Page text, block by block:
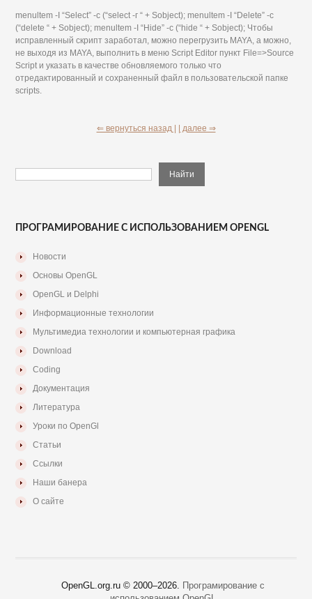
menultem -I “Select” -с (“select -г “ + Sobject); menultem -I “Delete” -с
(“delete “ + Sobject); menultem -I “Hide” -c (“hide “ + Sobject); Чтобы
исправленный скрипт заработал, можно перегрузить MAYA, а можно,
не выходя из MAYA, выполнить в меню Script Editor пункт File=>Source
Script и указать в качестве обновляемого только что
отредактированный и сохраненный файл в пользовательской папке
scripts.
⇐ вернуться назад | | далее ⇒
ПРОГРАМИРОВАНИЕ С ИСПОЛЬЗОВАНИЕМ OPENGL
Новости
Основы OpenGL
OpenGL и Delphi
Информационные технологии
Мультимедиа технологии и компьютерная графика
Download
Coding
Документация
Литература
Уроки по OpenGl
Статьи
Ссылки
Наши банера
О сайте
OpenGL.org.ru © 2000–2026. Програмирование с